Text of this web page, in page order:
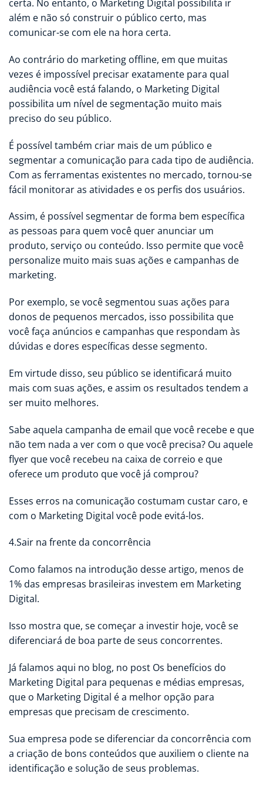
certa. No entanto, o Marketing Digital possibilita ir
além e não só construir o público certo, mas
comunicar-se com ele na hora certa.
Ao contrário do marketing offline, em que muitas
vezes é impossível precisar exatamente para qual
audiência você está falando, o Marketing Digital
possibilita um nível de segmentação muito mais
preciso do seu público.
É possível também criar mais de um público e
segmentar a comunicação para cada tipo de audiência.
Com as ferramentas existentes no mercado, tornou-se
fácil monitorar as atividades e os perfis dos usuários.
Assim, é possível segmentar de forma bem específica
as pessoas para quem você quer anunciar um
produto, serviço ou conteúdo. Isso permite que você
personalize muito mais suas ações e campanhas de
marketing.
Por exemplo, se você segmentou suas ações para
donos de pequenos mercados, isso possibilita que
você faça anúncios e campanhas que respondam às
dúvidas e dores específicas desse segmento.
Em virtude disso, seu público se identificará muito
mais com suas ações, e assim os resultados tendem a
ser muito melhores.
Sabe aquela campanha de email que você recebe e que
não tem nada a ver com o que você precisa? Ou aquele
flyer que você recebeu na caixa de correio e que
oferece um produto que você já comprou?
Esses erros na comunicação costumam custar caro, e
com o Marketing Digital você pode evitá-los.
4.Sair na frente da concorrência
Como falamos na introdução desse artigo, menos de
1% das empresas brasileiras investem em Marketing
Digital.
Isso mostra que, se começar a investir hoje, você se
diferenciará de boa parte de seus concorrentes.
Já falamos aqui no blog, no post Os benefícios do
Marketing Digital para pequenas e médias empresas,
que o Marketing Digital é a melhor opção para
empresas que precisam de crescimento.
Sua empresa pode se diferenciar da concorrência com
a criação de bons conteúdos que auxiliem o cliente na
identificação e solução de seus problemas.